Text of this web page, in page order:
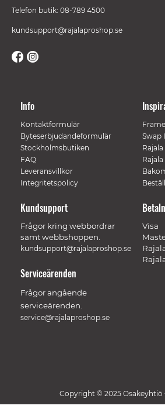
Telefon butik: 08-789 4500
kundsupport@rajalaproshop.se
Info
Kontaktformulär
Byteserbjudandeformulär
Stockholmsbutiken
FAQ
Leveransvillkor
Integritetspolicy
Frame
Swap
Visa
Kundsupport
Frågor kring webbordrar
samt webbshoppen.
kundsupport@rajalaproshop.se
Serviceärenden
Frågor angående
serviceärenden.
service@rajalaproshop.se
Copyright © 2025 Osakeyhtiö